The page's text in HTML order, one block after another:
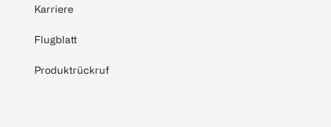
Karriere
Flugblatt
Produktrückruf